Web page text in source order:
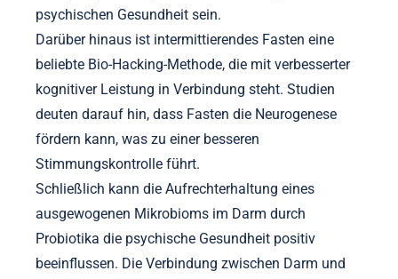
psychischen Gesundheit sein.
Darüber hinaus ist intermittierendes Fasten eine
beliebte Bio-Hacking-Methode, die mit verbesserter
kognitiver Leistung in Verbindung steht. Studien
deuten darauf hin, dass Fasten die Neurogenese
fördern kann, was zu einer besseren
Stimmungskontrolle führt.
Schließlich kann die Aufrechterhaltung eines
ausgewogenen Mikrobioms im Darm durch
Probiotika die psychische Gesundheit positiv
beeinflussen. Die Verbindung zwischen Darm und